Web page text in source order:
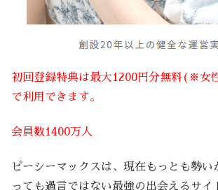
初回登録特典は最大1200円分無料(※女
で利用できます。
会員数1400万人
ピーシーマックスは、現在もっとも勢い
っても過言ではない最強の出会えるサイ